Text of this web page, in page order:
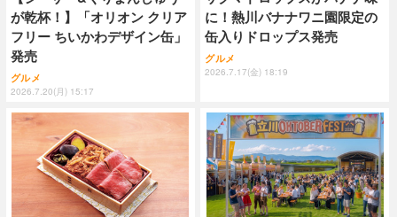
が乾杯！】「オリオン クリア
フリー ちいかわデザイン缶」
発売
グルメ
2026.7.20(月) 15:17
に！熱川バナナワニ園限定の
缶入りドロップス発売
グルメ
2026.7.17(金) 18:19